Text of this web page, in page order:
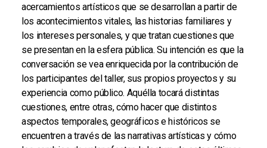
acercamientos artísticos que se desarrollan a partir de
los acontecimientos vitales, las historias familiares y
los intereses personales, y que tratan cuestiones que
se presentan en la esfera pública. Su intención es que la
conversación se vea enriquecida por la contribución de
los participantes del taller, sus propios proyectos y su
experiencia como público. Aquélla tocará distintas
cuestiones, entre otras, cómo hacer que distintos
aspectos temporales, geográficos e históricos se
encuentren a través de las narrativas artísticas y cómo